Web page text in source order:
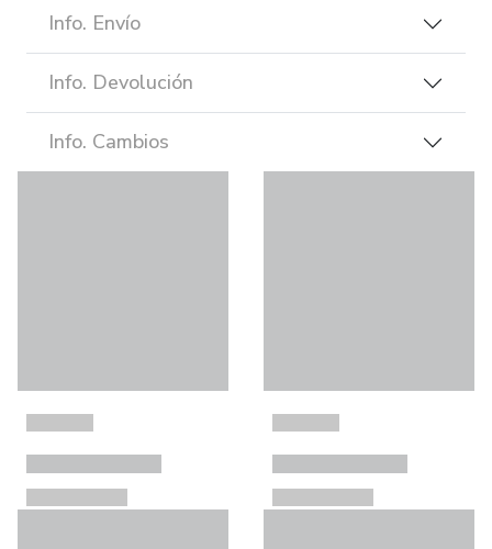
Info. Envío
Info. Devolución
Info. Cambios